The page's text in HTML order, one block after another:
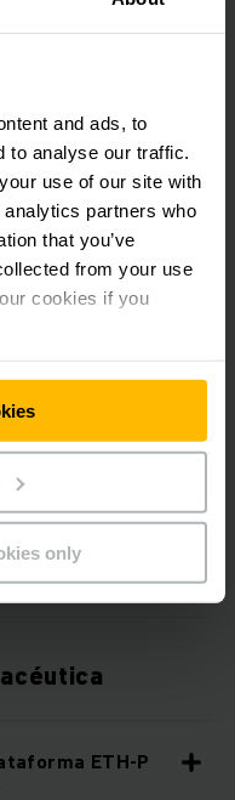
and ads, to
to analyse our traffic.
use of our site with
partners who
that you’ve
from your use
cookies if you
only
timón EDB 20
EDB 135
EDK 06
timón EDK 90
para cortes
ETH-P